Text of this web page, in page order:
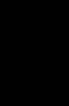
el estilo de
que